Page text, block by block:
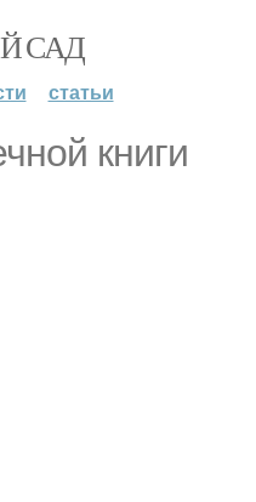
САД
статьи
книги